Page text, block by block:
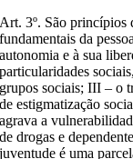
Art. 3º. São princípios
fundamentais da
autonomia e à sua
particularidades
grupos sociais; III – o
de estigmatização
agrava a
de drogas e
juventude é uma